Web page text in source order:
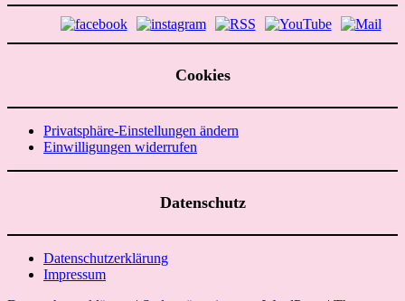
Cookies
Privatsphäre-Einstellungen ändern
Einwilligungen widerrufen
Datenschutz
Datenschutzerklärung
Impressum